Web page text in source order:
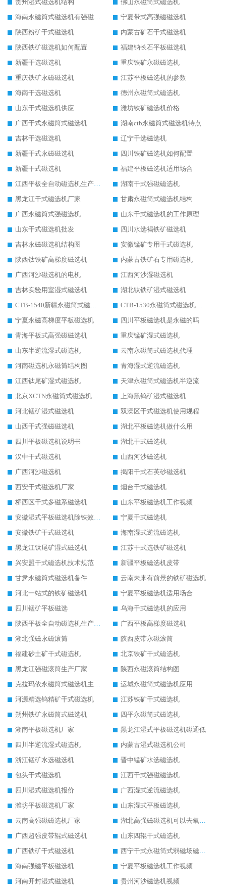
贵州湿式磁选机结构
佛山永磁筒式磁选机
海南永磁筒式磁选机有强磁的吗
宁夏带式高强磁磁选机
陕西粉矿干式磁选机
内蒙古矿石干式磁选机
陕西铁矿磁选机如何配置
福建钠长石平板磁选机
新疆干选磁选机
重庆铁矿永磁磁选机
重庆铁矿永磁磁选机
江苏平板磁选机的参数
海南干选磁选机
德州永磁筒式磁选机
山东干式磁选机供应
潍坊铁矿磁选机价格
广西干式永磁筒式磁选机
湖南ctb永磁筒式磁选机特点
吉林干选磁选机
辽宁干选磁选机
新疆干式永磁磁选机
四川铁矿磁选机如何配置
新疆干式磁选机
福建平板磁选机适用场合
江西平板全自动磁选机生产厂家
湖南干式强磁磁选机
黑龙江干式磁选机厂家
甘肃永磁筒式磁选机结构
广西永磁筒式强磁选机
山东干式磁选机的工作原理
山东干式磁选机批发
四川水选褐铁矿磁选机
吉林永磁磁选机结构图
安徽锰矿专用干式磁选机
陕西钛铁矿高梯度磁选机
内蒙古铁矿石专用磁选机
广西河沙磁选机的电机
江西河沙湿磁选机
吉林实验用室湿式磁选机
湖北钛铁矿湿式磁选机
CTB-1540新疆永磁筒式磁选机
CTB-1530永磁筒式磁选机代理商
宁夏永磁高梯度平板磁选机
四川平板磁选机是永磁的吗
青海平板式高强磁磁选机
重庆锰矿湿式磁选机
山东半逆流湿式磁选机
云南永磁筒式磁选机代理
河南磁选机永磁筒结构图
青海湿式逆流磁选机
江西钛尾矿湿式磁选机
天津永磁筒式磁选机半逆流
北京XCTN永磁筒式磁选机磁块位置
上海黑钨矿湿式磁选机
河北锰矿湿式磁选机
双滦区干式磁选机使用规程
山西干式强磁磁选机
湖北平板磁选机做什么用
四川平板磁选机说明书
湖北干式磁选机
汉中干式磁选机
山西河沙磁选机
广西河沙磁选机
揭阳干式石英砂磁选机
西安干式磁选机厂家
烟台干式磁选机
桥西区干式多磁系磁选机
山东平板磁选机工作视频
安徽湿式平板磁选机除铁效果怎么样
宁夏干式磁选机
安徽铁矿干式磁选机
海南湿式逆流磁选机
黑龙江钛尾矿湿式磁选机
江苏干式选铁矿磁选机
兴安盟干式磁选机技术规范
新疆平板磁选机皮带
甘肃永磁筒式磁选机备件
云南未来有前景的铁矿磁选机
河北一站式的铁矿磁选机
宁夏平板磁选机适用场合
四川锰矿平板磁选
乌海干式磁选机的应用
陕西平板全自动磁选机生产厂家
广西平板高梯度磁选机
湖北强磁永磁滚筒
陕西皮带永磁滚筒
福建砂土矿干式磁选机
北京铁矿干式磁选机
黑龙江强磁滚筒生产厂家
陕西永磁滚筒结构图
克拉玛依永磁筒式磁选机主要技术参数
运城永磁筒式磁选机应用
河源精选钨精矿干式磁选机
江苏铁矿干式磁选机
朔州铁矿永磁筒式磁选机
四平永磁筒式磁选机
湖南平板磁选机厂家
黑龙江湿式平板磁选机磁通低
四川半逆流湿式磁选机
内蒙古湿式磁选机公司
浙江锰矿水选磁选机
晋中锰矿水选磁选机
包头干式磁选机
江西干式强磁磁选机
四川湿式磁选机报价
广西湿式逆流磁选机
潍坊平板磁选机厂家
山东湿式平板磁选机
云南高强磁磁选机厂家
湖北高强磁磁选机可以去氧化铝
广西超强皮带辊式磁选机
山东四辊干式磁选机
广西铁矿干式磁选机
西宁干式永磁筒式弱磁场磁选机结构图
海南强磁平板磁选机
宁夏平板磁选机工作视频
河南开封湿式磁选机
贵州河沙磁选机视频